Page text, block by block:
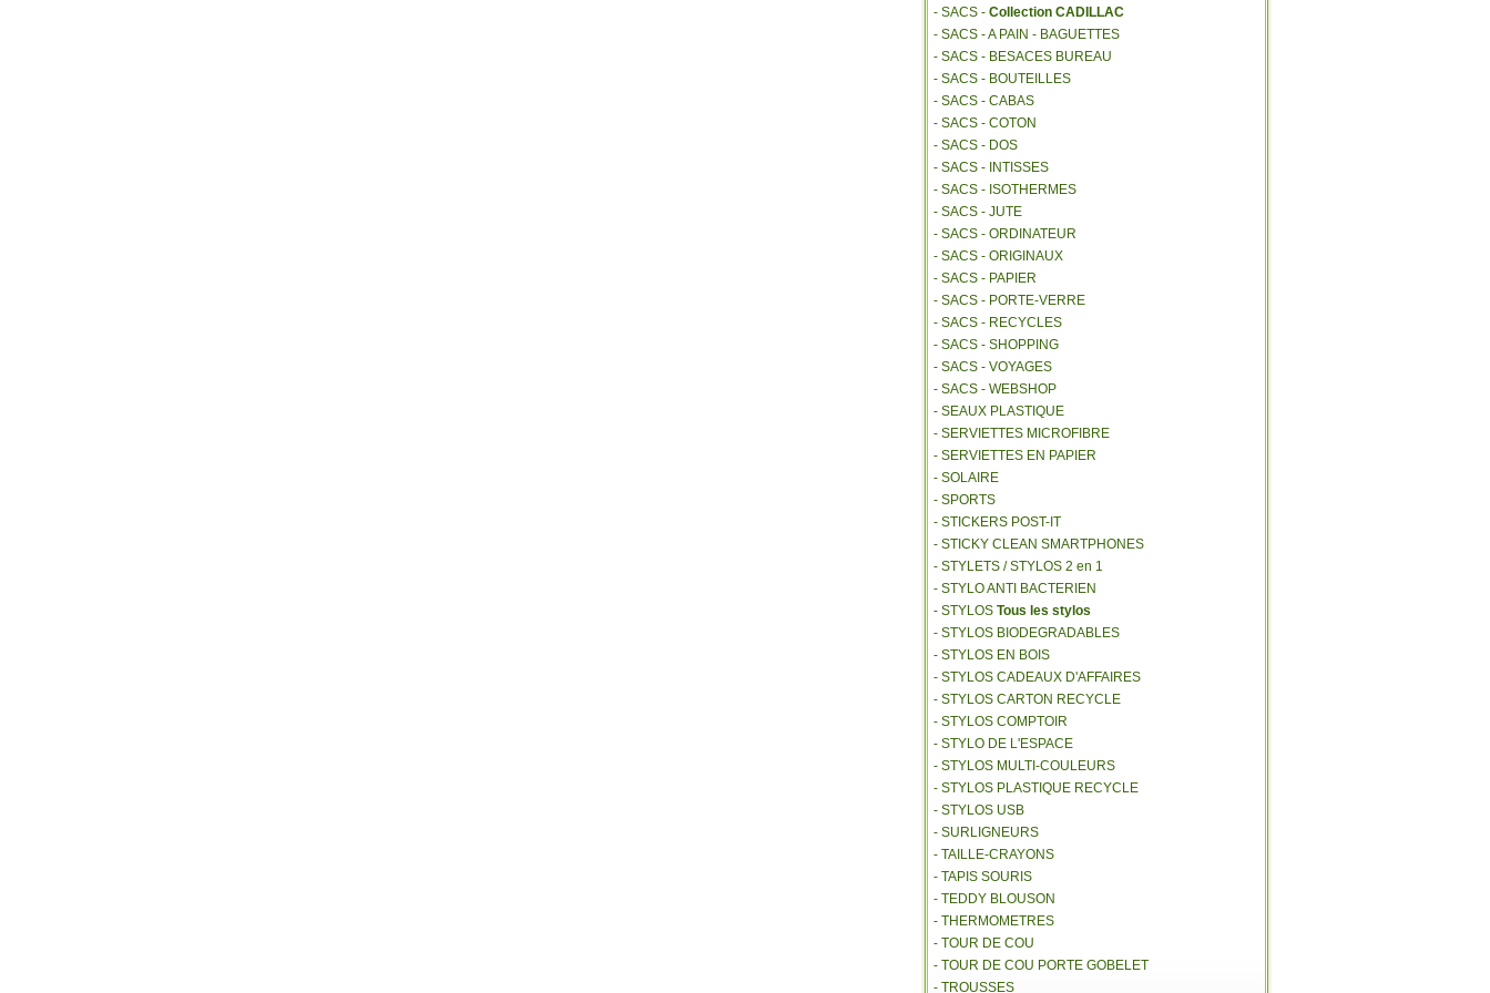
- SACS - Collection CADILLAC
- SACS - A PAIN - BAGUETTES
- SACS - BESACES BUREAU
- SACS - BOUTEILLES
- SACS - CABAS
- SACS - COTON
- SACS - DOS
- SACS - INTISSES
- SACS - ISOTHERMES
- SACS - JUTE
- SACS - ORDINATEUR
- SACS - ORIGINAUX
- SACS - PAPIER
- SACS - PORTE-VERRE
- SACS - RECYCLES
- SACS - SHOPPING
- SACS - VOYAGES
- SACS - WEBSHOP
- SEAUX PLASTIQUE
- SERVIETTES MICROFIBRE
- SERVIETTES EN PAPIER
- SOLAIRE
- SPORTS
- STICKERS POST-IT
- STICKY CLEAN SMARTPHONES
- STYLETS / STYLOS 2 en 1
- STYLO ANTI BACTERIEN
- STYLOS Tous les stylos
- STYLOS BIODEGRADABLES
- STYLOS EN BOIS
- STYLOS CADEAUX D'AFFAIRES
- STYLOS CARTON RECYCLE
- STYLOS COMPTOIR
- STYLO DE L'ESPACE
- STYLOS MULTI-COULEURS
- STYLOS PLASTIQUE RECYCLE
- STYLOS USB
- SURLIGNEURS
- TAILLE-CRAYONS
- TAPIS SOURIS
- TEDDY BLOUSON
- THERMOMETRES
- TOUR DE COU
- TOUR DE COU PORTE GOBELET
- TROUSSES